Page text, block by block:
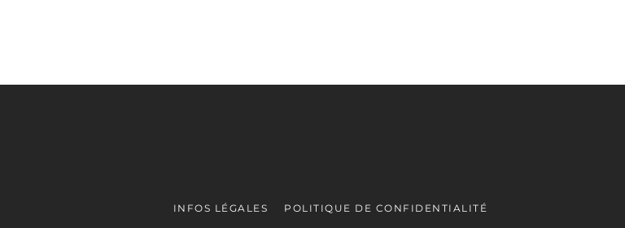
INFOS LÉGALES POLITIQUE DE CONFIDENTIALITÉ